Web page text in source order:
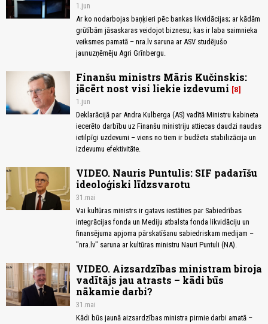
1.jun
Ar ko nodarbojas baņķieri pēc bankas likvidācijas; ar kādām
grūtībām jāsaskaras veidojot biznesu; kas ir laba saimnieka
veiksmes pamatā – nra.lv saruna ar ASV studējušo
jaunuzņēmēju Agri Grīnbergu.
Finanšu ministrs Māris Kučinskis:
jācērt nost visi liekie izdevumi
8
1.jun
Deklarācijā par Andra Kulberga (AS) vadītā Ministru kabineta
iecerēto darbību uz Finanšu ministriju attiecas daudzi naudas
ietilpīgi uzdevumi – viens no tiem ir budžeta stabilizācija un
izdevumu efektivitāte.
VIDEO. Nauris Puntulis: SIF padarīšu
ideoloģiski līdzsvarotu
31.mai
Vai kultūras ministrs ir gatavs iestāties par Sabiedrības
integrācijas fonda un Mediju atbalsta fonda likvidāciju un
finansējuma apjoma pārskatīšanu sabiedriskam medijam –
"nra.lv" saruna ar kultūras ministru Nauri Puntuli (NA).
VIDEO. Aizsardzības ministram biroja
vadītājs jau atrasts – kādi būs
nākamie darbi?
31.mai
Kādi būs jaunā aizsardzības ministra pirmie darbi amatā –